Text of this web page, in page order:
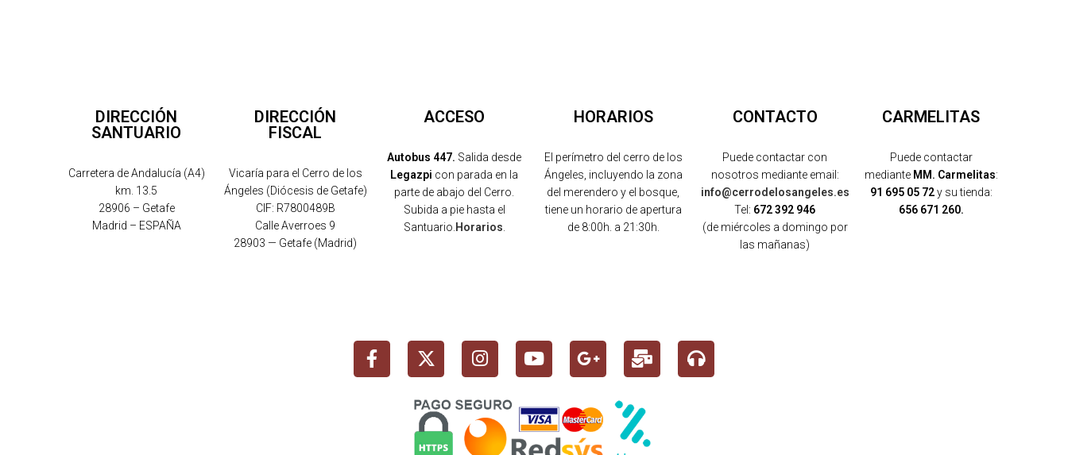
DIRECCIÓN
SANTUARIO
Carretera de Andalucía (A4)
km. 13.5
28906 – Getafe
Madrid – ESPAÑA
DIRECCIÓN
FISCAL
Vicaría para el Cerro de los
Ángeles (Diócesis de Getafe)
CIF: R7800489B
Calle Averroes 9
28903 — Getafe (Madrid)
ACCESO
Autobus 447. Salida desde
Legazpi con parada en la
parte de abajo del Cerro.
Subida a pie hasta el
Santuario. Horarios
HORARIOS
El perímetro del cerro de los
Ángeles, incluyendo la zona
del merendero y el bosque,
tiene un horario de apertura
de 8:00h. a 21:30h.
CONTACTO
Puede contactar con
nosotros mediante email:
info@cerrodelosangeles.es
Tel: 672 392 946
(de miércoles a domingo por
las mañanas)
CARMELITAS
Puede contactar
medianteMM. Carmelitas:
91 695 05 72y su tienda:
656 671 260.